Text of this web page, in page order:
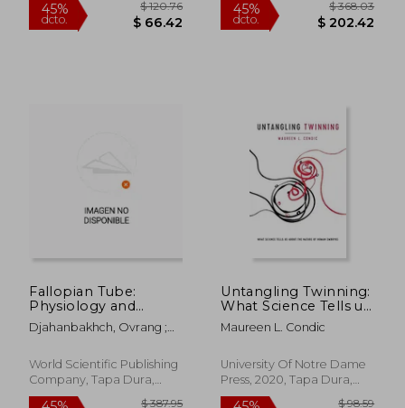
45%
dcto.
Fallopian Tube:
Physiology and
Clinical Aspects (en
Inglés)
Djahanbakhch, Ovrang ;
World Scientific Publishing
Company, Tapa Dura,
Nuevo
Untangling Twinning:
What Science Tells us
About the Nature of
Human Embryos
in Medical Ethics and
Bioethics) (en Inglés)
Maureen L. Condic
University Of Notre Dame
Press, 2020, Tapa Dura,
Nuevo